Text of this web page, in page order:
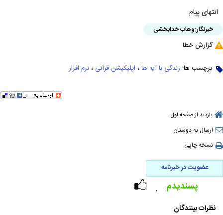
انتهای پیام
خبرنگار:وهاب خدابخشی
گزارش خطا
برچسب ها: زندگی با آیه ها ، اپلیکیشن قرآنی ، نرم افزار
بازدید از صفحه اول
ارسال به دوستان
نسخه چاپی
عضویت در خبرنامه
۰ پسندیدم
نظرات بینندگان